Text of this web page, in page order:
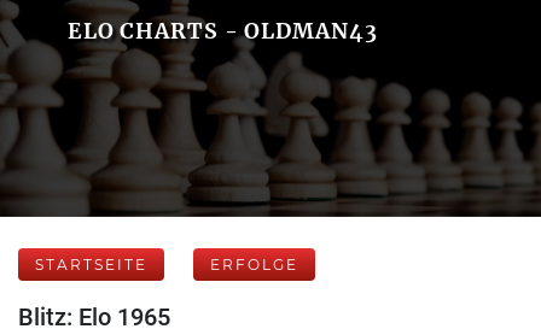
ELO CHARTS - OLDMAN43
STARTSEITE ERFOLGE
Blitz: Elo 1965